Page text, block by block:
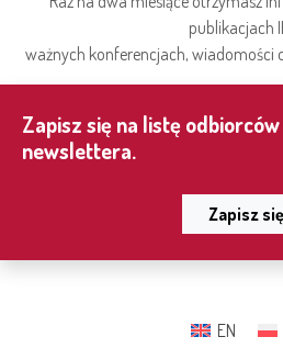
publikacjach
ważnych konferencjach, wiadomości
Zapisz się na listę
newslettera.
Zapisz się
EN